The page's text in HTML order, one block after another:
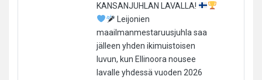
KANSANJUHLAN LAVALLA!
Leijonien
maailmanmestaruusjuhla saa
jälleen yhden ikimuistoisen
luvun, kun Ellinoora nousee
lavalle yhdessä vuoden 2026